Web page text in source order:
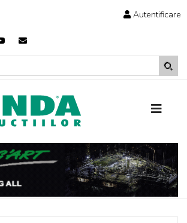
Autentificare